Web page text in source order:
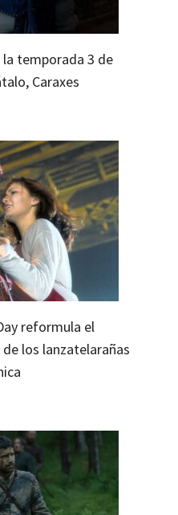
la temporada 3 de
Caraxes
reformula el
los lanzatelarañas